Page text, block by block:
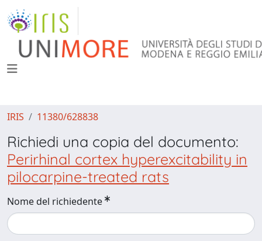
IRIS 11380/628838
Richiedi una copia del documento:
Perirhinal cortex hyperexcitability in
pilocarpine-treated rats
Nome del richiedente